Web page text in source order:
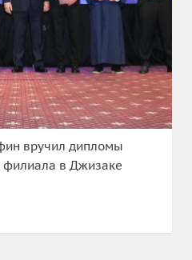
вручил дипломы
в Джизаке